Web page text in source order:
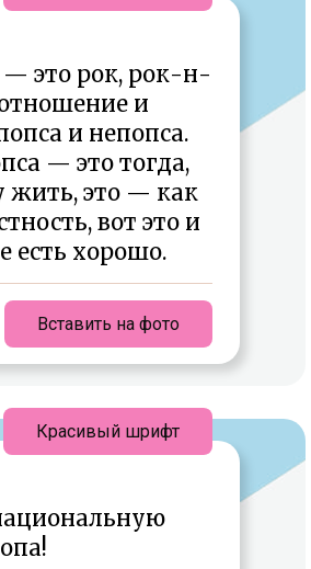
это рок, рок-н-
и
и непопса.
— это тогда,
это — как
вот это и
есть хорошо.
Вставить на фото
Красивый шрифт